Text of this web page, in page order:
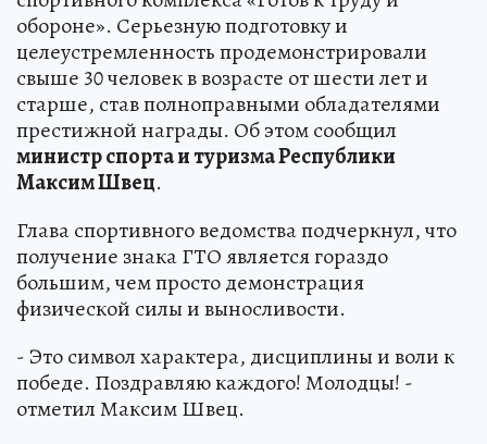
обороне». Серьезную подготовку и
целеустремленность продемонстрировали
свыше 30 человек в возрасте от шести лет и
старше, став полноправными обладателями
престижной награды. Об этом сообщил
министр спорта и туризма Республики
Максим Швец.
Глава спортивного ведомства подчеркнул, что
получение знака ГТО является гораздо
большим, чем просто демонстрация
физической силы и выносливости.
- Это символ характера, дисциплины и воли к
победе. Поздравляю каждого! Молодцы! -
отметил Максим Швец.